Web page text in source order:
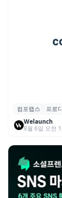
컴포랩스,
드 투자 유
컴포랩스 프로
Welaunch
8월 6일 오전